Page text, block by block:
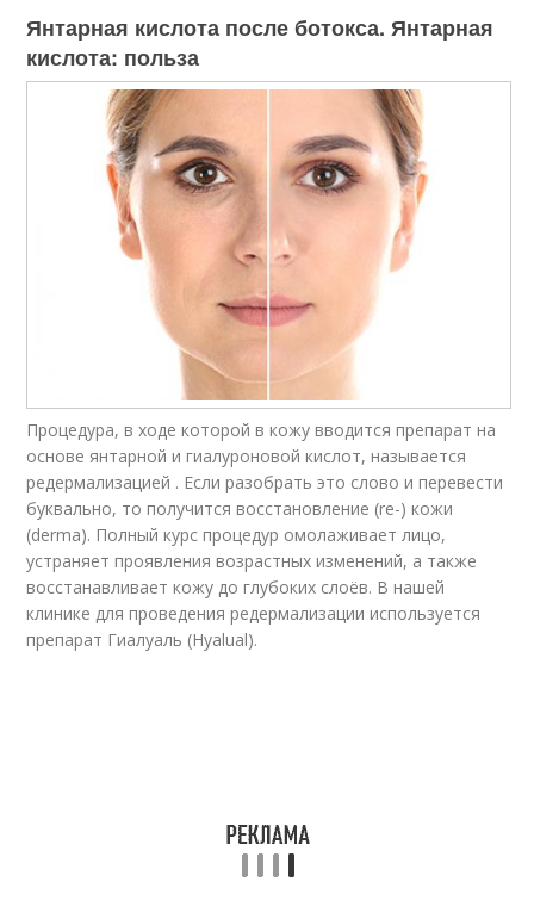
Янтарная кислота после ботокса. Янтарная
кислота: польза
Процедура, в ходе которой в кожу вводится препарат на
основе янтарной и гиалуроновой кислот, называется
редермализацией . Если разобрать это слово и перевести
буквально, то получится восстановление (re-) кожи
(derma). Полный курс процедур омолаживает лицо,
устраняет проявления возрастных изменений, а также
восстанавливает кожу до глубоких слоёв. В нашей
клинике для проведения редермализации используется
препарат Гиалуаль (Hyalual).